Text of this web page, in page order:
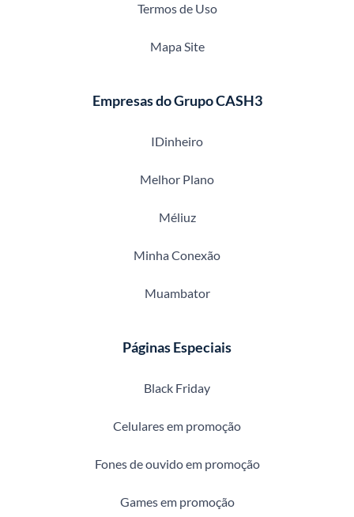
Termos de Uso
Mapa Site
Empresas do Grupo CASH3
IDinheiro
Melhor Plano
Méliuz
Minha Conexão
Muambator
Páginas Especiais
Black Friday
Celulares em promoção
Fones de ouvido em promoção
Games em promoção